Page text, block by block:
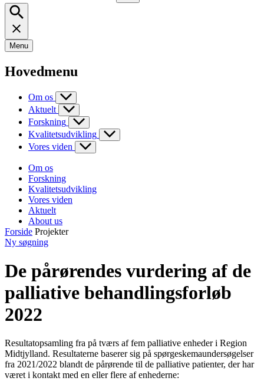
Menu
Hovedmenu
Om os
Aktuelt
Forskning
Kvalitetsudvikling
Vores viden
Om os
Forskning
Kvalitetsudvikling
Vores viden
Aktuelt
About us
Forside Projekter
Ny søgning
De pårørendes vurdering af de
palliative behandlingsforløb
2022
Resultatopsamling fra på tværs af fem palliative enheder i Region
Midtjylland. Resultaterne baserer sig på spørgeskemaundersøgelser
fra 2021/2022 blandt de pårørende til de palliative patienter, der har
været i kontakt med en eller flere af enhederne: